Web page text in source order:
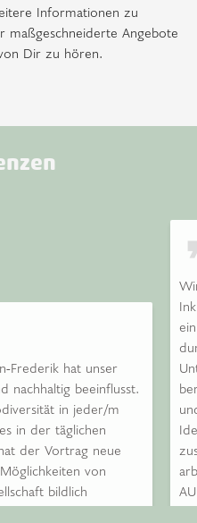
Informationen zu
Angebote
Dir zu hören.
Frederik hat unser
nachhaltig beeinflusst.
in jeder/m
in der täglichen
der Vortrag neue
von
bildlich